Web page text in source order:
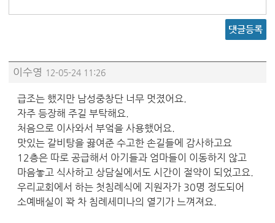
댓글등록
이수영 12-05-24 11:26
급조는 했지만 남성중창단 너무 멋졌어요.
자주 등장해 주길 부탁해요.
처음으로 이사와서 부엌을 사용했어요.
맛있는 갈비탕을 끓여준 수고한 손길들에 감사하고요
12층은 따로 공급해서 아기들과 엄마들이 이동하지 않고
마음놓고 식사하고 상담실에서도 시간이 절약이 되었고요.
우리교회에서 하는 첫침례식에 지원자가 30명 정도되어
소예배실이 꽉 차 침례세미나의 열기가 느껴져요.